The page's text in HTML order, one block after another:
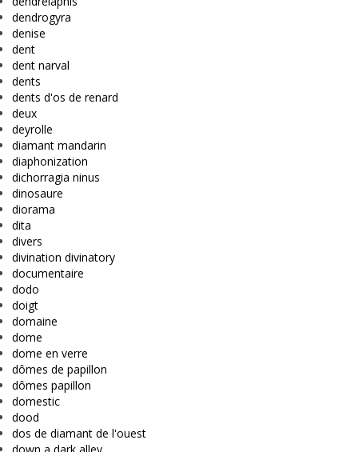
dendrogyra
denise
dent
dent narval
dents
dents d'os de renard
deux
deyrolle
diamant mandarin
diaphonization
dichorragia ninus
dinosaure
diorama
dita
divers
divination divinatory
documentaire
dodo
doigt
domaine
dome
dome en verre
dômes de papillon
dômes papillon
domestic
dood
dos de diamant de l'ouest